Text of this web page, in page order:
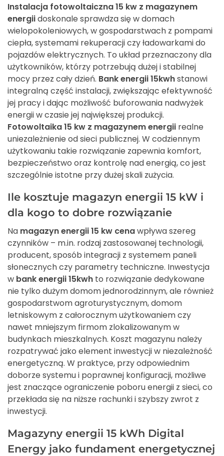
Instalacja fotowoltaiczna 15 kw z magazynem
energiidoskonale sprawdza się w domach
wielopokoleniowych, w gospodarstwach z pompami
ciepła, systemami rekuperacji czy ładowarkami do
pojazdów elektrycznych. To układ przeznaczony dla
użytkowników, którzy potrzebują dużej i stabilnej
mocy przez cały dzień. Bank energii 15kwhstanowi
integralną część instalacji, zwiększając efektywność
jej pracy i dając możliwość buforowania nadwyżek
energii w czasie jej największej produkcji.
Fotowoltaika 15 kw z magazynem energii realne
uniezależnienie od sieci publicznej. W codziennym
użytkowaniu takie rozwiązanie zapewnia komfort,
bezpieczeństwo oraz kontrolę nad energią, co jest
szczególnie istotne przy dużej skali zużycia.
Ile kosztuje magazyn energii 15 kW i
dla kogo to dobre rozwiązanie
Na magazyn energii 15 kw cenawpływa szereg
czynników – m.in. rodzaj zastosowanej technologii,
producent, sposób integracji z systemem paneli
słonecznych czy parametry techniczne. Inwestycja
w bank energii 15kwh to rozwiązanie dedykowane
nie tylko dużym domom jednorodzinnym, ale również
gospodarstwom agroturystycznym, domom
letniskowym z całorocznym użytkowaniem czy
nawet mniejszym firmom zlokalizowanym w
budynkach mieszkalnych. Koszt magazynu należy
rozpatrywać jako element inwestycji w niezależność
energetyczną. W praktyce, przy odpowiednim
doborze systemu i poprawnej konfiguracji, możliwe
jest znaczące ograniczenie poboru energii z sieci, co
przekłada się na niższe rachunki i szybszy zwrot z
inwestycji.
Magazyny energii 15 kWh Digital
Energy jako fundament energetycznej